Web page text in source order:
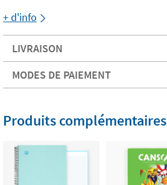
+ d'info
LIVRAISON
MODES DE PAIEMENT
Produits complémentaires